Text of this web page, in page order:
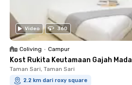
Video 360
Coliving • Campur
Kost Rukita Keutamaan Gajah Mada
Taman Sari, Taman Sari
2.2 km dari roxy square